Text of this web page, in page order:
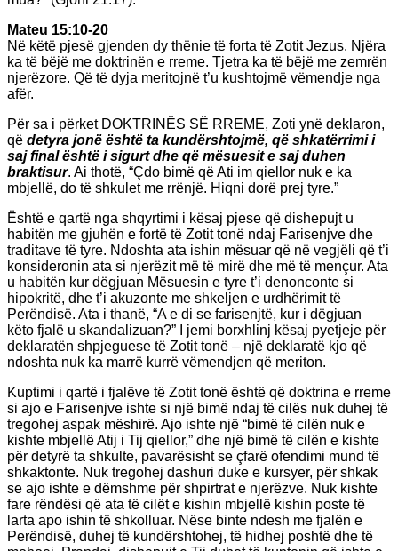
Mateu 15:10-20
Në këtë pjesë gjenden dy thënie të forta të Zotit Jezus. Njëra
ka të bëjë me doktrinën e rreme. Tjetra ka të bëjë me zemrën
njerëzore. Që të dyja meritojnë t’u kushtojmë vëmendje nga
afër.
Për sa i përket DOKTRINËS SË RREME, Zoti ynë deklaron,
që detyra jonë është ta kundërshtojmë, që shkatërrimi i
saj final është i sigurt dhe që mësuesit e saj duhen
braktisur. Ai thotë, “Çdo bimë që Ati im qiellor nuk e ka
mbjellë, do të shkulet me rrënjë. Hiqni dorë prej tyre.”
Është e qartë nga shqyrtimi i kësaj pjese që dishepujt u
habitën me gjuhën e fortë të Zotit tonë ndaj Farisenjve dhe
traditave të tyre. Ndoshta ata ishin mësuar që në vegjëli që t’i
konsideronin ata si njerëzit më të mirë dhe më të mençur. Ata
u habitën kur dëgjuan Mësuesin e tyre t’i denonconte si
hipokritë, dhe t’i akuzonte me shkeljen e urdhërimit të
Perëndisë. Ata i thanë, “A e di se farisenjtë, kur i dëgjuan
këto fjalë u skandalizuan?” I jemi borxhlinj kësaj pyetjeje për
deklaratën shpjeguese të Zotit tonë – një deklaratë kjo që
ndoshta nuk ka marrë kurrë vëmendjen që meriton.
Kuptimi i qartë i fjalëve të Zotit tonë është që doktrina e rreme
si ajo e Farisenjve ishte si një bimë ndaj të cilës nuk duhej të
tregohej aspak mëshirë. Ajo ishte një “bimë të cilën nuk e
kishte mbjellë Atij i Tij qiellor,” dhe një bimë të cilën e kishte
për detyrë ta shkulte, pavarësisht se çfarë ofendimi mund të
shkaktonte. Nuk tregohej dashuri duke e kursyer, për shkak
se ajo ishte e dëmshme për shpirtrat e njerëzve. Nuk kishte
fare rëndësi që ata të cilët e kishin mbjellë kishin poste të
larta apo ishin të shkolluar. Nëse binte ndesh me fjalën e
Perëndisë, duhej të kundërshtohej, të hidhej poshtë dhe të